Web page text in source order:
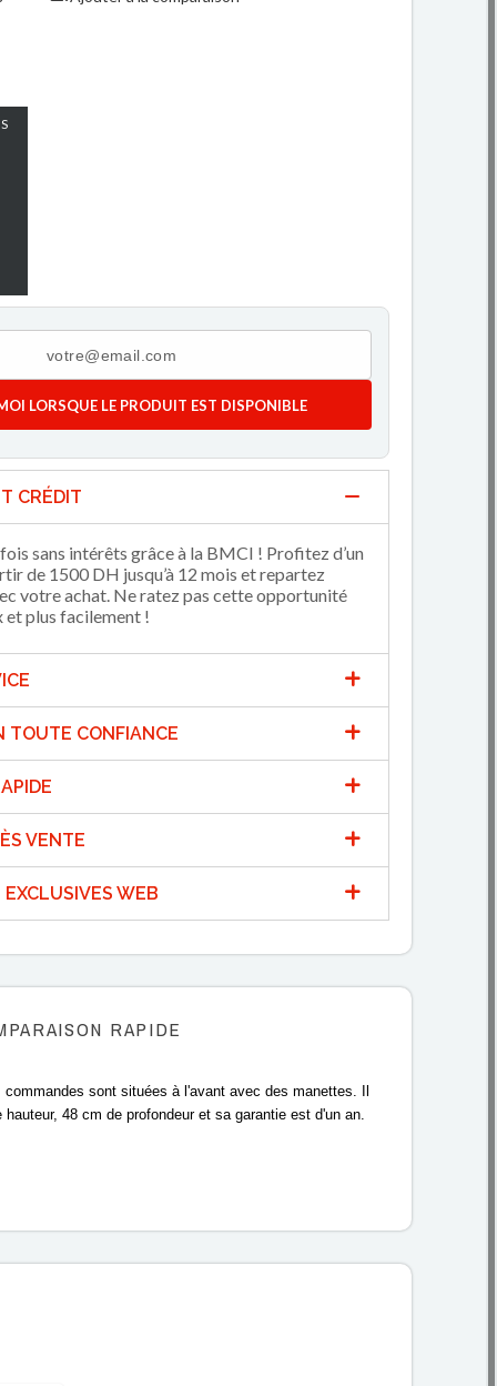
LORSQUE LE PRODUIT EST DISPONIBLE
CRÉDIT
sans intérêts grâce à la BMCI ! Profitez d’un
de 1500 DH jusqu’à 12 mois et repartez
votre achat. Ne ratez pas cette opportunité
et plus facilement !
TOUTE CONFIANCE
VENTE
WEB
RAPIDE
sont situées à l'avant avec des manettes. Il
48 cm de profondeur et sa garantie est d'un an.